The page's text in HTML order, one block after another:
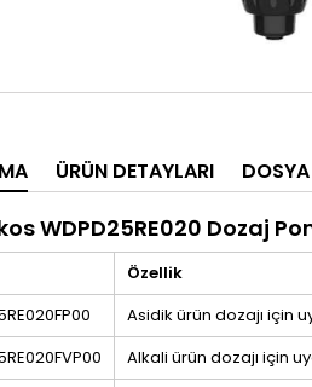
ÜRÜN DETAYLARI DOSYA
WDPD25RE020 Dozaj
Özellik
Asidik ürün dozajı için
Alkali ürün dozajı için